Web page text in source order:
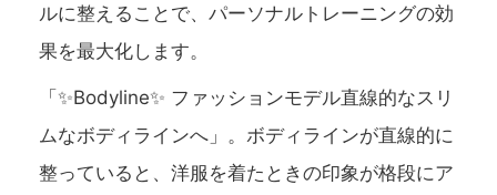
ルに整えることで、パーソナルトレーニングの効
果を最大化します。
「✨Bodyline✨ ファッションモデル直線的なスリ
ムなボディラインへ」。ボディラインが直線的に
整っていると、洋服を着たときの印象が格段にア